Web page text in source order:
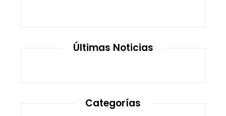
Últimas Noticias
Categorías